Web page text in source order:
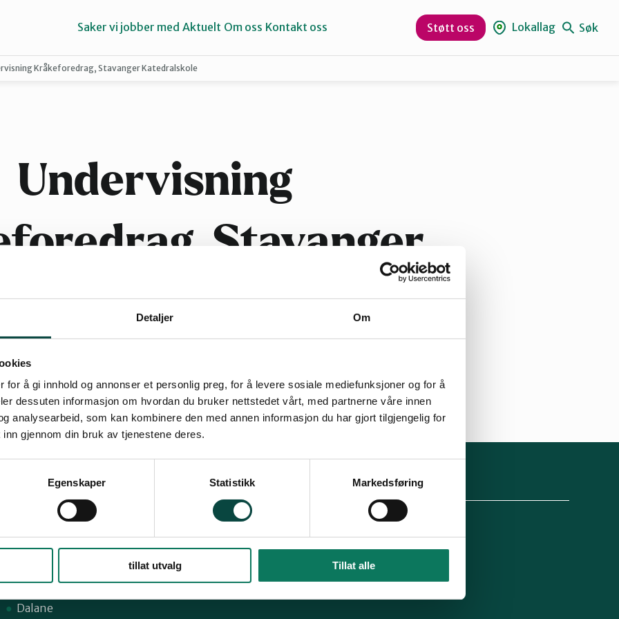
Detaljer Om
for å gi innhold og annonser et personlig preg, for å levere sosiale mediefunksjoner og for å
dessuten informasjon om hvordan du bruker nettstedet vårt, med partnerne våre innen
analysearbeid, som kan kombinere den med annen informasjon du har gjort tilgjengelig for
gjennom din bruk av tjenestene deres.
Egenskaper Statistikk Markedsføring
tillat utvalg Tillat alle
Strand
Saker vi jobber med Aktuelt Om oss Kontakt oss Støtt oss Lokallag Søk
Kråkeforedrag, Stavanger Katedralskole
Undervisning
Stavanger
Katedralskole
Snarveier
Suldal
Nord-Jæren
Dalane
Engasjer deg!